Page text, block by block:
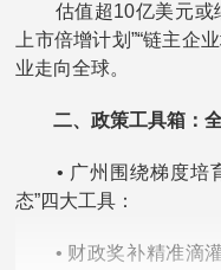
估值超10亿美元或细
上市倍增计划”“链主企
业走向全球。
二、政策工具箱：全
• 广州围绕梯度培育
态”四大工具：
• 财政奖补精准滴灌